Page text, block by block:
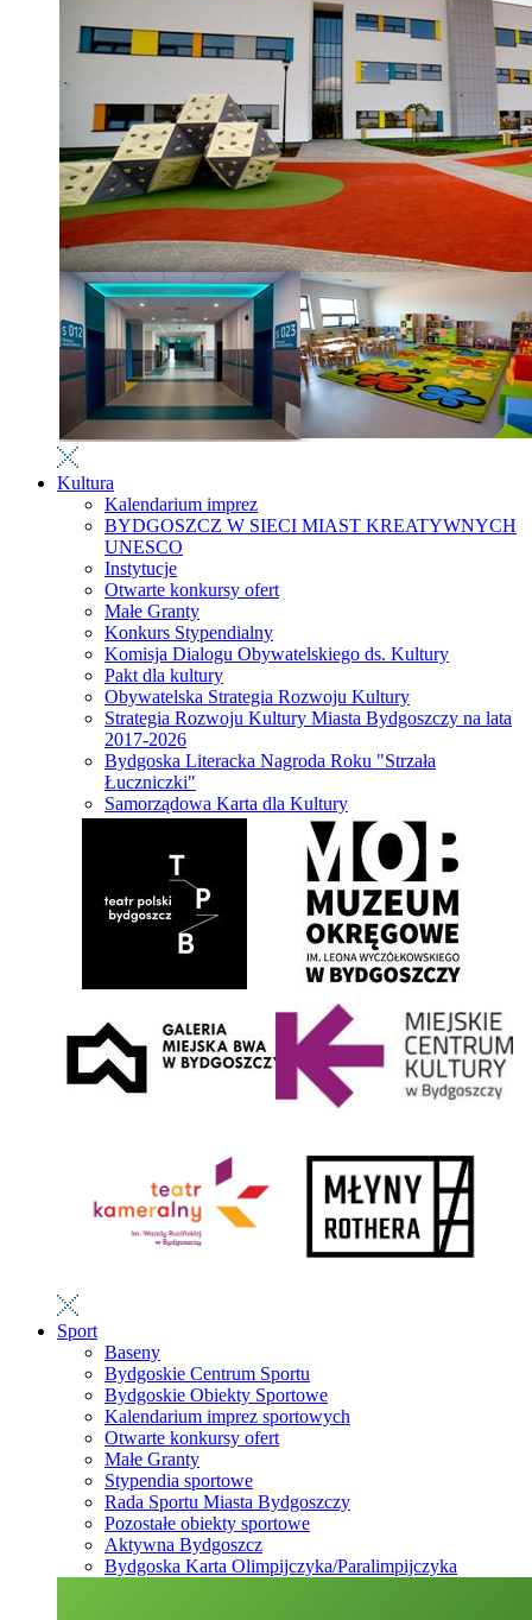
Kultura
Kalendarium imprez
BYDGOSZCZ W SIECI MIAST KREATYWNYCH
UNESCO
Instytucje
Otwarte konkursy ofert
Małe Granty
Konkurs Stypendialny
Komisja Dialogu Obywatelskiego ds. Kultury
Pakt dla kultury
Obywatelska Strategia Rozwoju Kultury
Strategia Rozwoju Kultury Miasta Bydgoszczy na lata
2017-2026
Bydgoska Literacka Nagroda Roku "Strzała
Łuczniczki"
Samorządowa Karta dla Kultury
Sport
Baseny
Bydgoskie Centrum Sportu
Bydgoskie Obiekty Sportowe
Kalendarium imprez sportowych
Otwarte konkursy ofert
Małe Granty
Stypendia sportowe
Rada Sportu Miasta Bydgoszczy
Pozostałe obiekty sportowe
Aktywna Bydgoszcz
Bydgoska Karta Olimpijczyka/Paralimpijczyka